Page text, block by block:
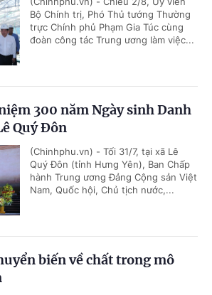
Bộ Chính trị, Phó Thủ tướng Thường
trực Chính phủ Phạm Gia Túc cùng
đoàn công tác Trung ương làm việc...
300 năm Ngày sinh Danh
Quý Đôn
(Chinhphu.vn) - Tối 31/7, tại xã Lê
Quý Đôn (tỉnh Hưng Yên), Ban Chấp
hành Trung ương Đảng Cộng sản Việt
Nam, Quốc hội, Chủ tịch nước,...
biến về chất trong mô